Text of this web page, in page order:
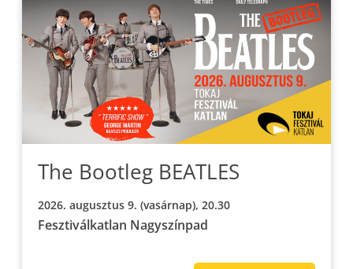
The Bootleg BEATLES
2026. augusztus 9. (vasárnap), 20.30
Fesztiválkatlan Nagyszínpad